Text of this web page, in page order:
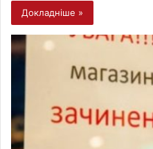
Докладніше »